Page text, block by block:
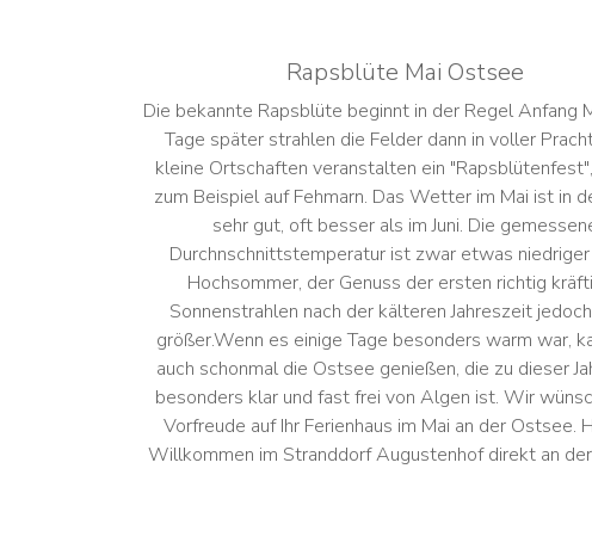
Rapsblüte Mai Ostsee
Die bekannte Rapsblüte beginnt in der Regel Anfang
Tage später strahlen die Felder dann in voller
kleine Ortschaften veranstalten ein
zum Beispiel auf Fehmarn. Das Wetter im Mai ist in
sehr gut, oft besser als im Juni. Die
Durchnschnittstemperatur ist zwar etwas
Hochsommer, der Genuss der ersten richtig
Sonnenstrahlen nach der kälteren Jahreszeit
größer.Wenn es einige Tage besonders warm war,
auch schonmal die Ostsee genießen, die zu dieser
besonders klar und fast frei von Algen ist. Wir
Vorfreude auf Ihr Ferienhaus im Mai an der Ostsee.
Willkommen im Stranddorf Augustenhof direkt an